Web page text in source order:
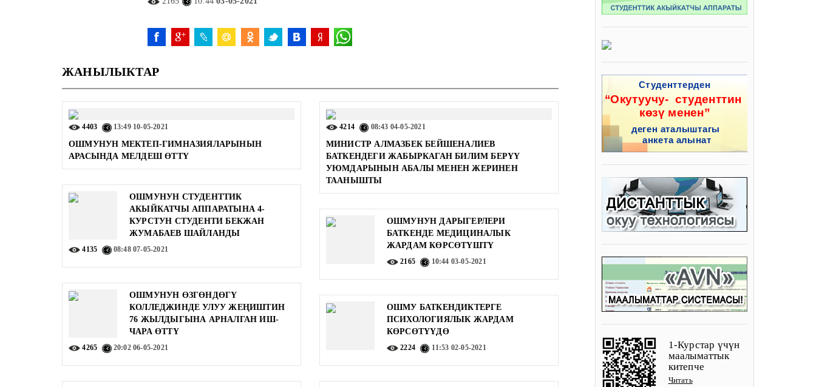
ЖАНЫЛЫКТАР
4403 13:49 10-05-2021
ОШМУНУН МЕКТЕП-ГИМНАЗИЯЛАРЫНЫН
АРАСЫНДА МЕЛДЕШ ӨТТҮ
ОШМУНУН СТУДЕНТТИК
АКЫЙКАТЧЫ АППАРАТЫНА 4-
КУРСТУН СТУДЕНТИ БЕКЖАН
ЖУМАБАЕВ ШАЙЛАНДЫ
4135 08:4807-05-2021
ОШМУНУН ӨЗГӨНДӨГҮ
КОЛЛЕДЖИНДЕ УЛУУ ЖЕҢИШТИН
76 ЖЫЛДЫГЫНА АРНАЛГАН ИШ-
ЧАРА ӨТТҮ
4265 20:0206-05-2021
4214 08:43 04-05-2021
МИНИСТР АЛМАЗБЕК БЕЙШЕНАЛИЕВ
БАТКЕНДЕГИ ЖАБЫРКАГАН БИЛИМ БЕРҮҮ
УЮМДАРЫНЫН АБАЛЫ МЕНЕН ЖЕРИНЕН
ТААНЫШТЫ
ОШМУНУН ДАРЫГЕРЛЕРИ
БАТКЕНДЕ МЕДИЦИНАЛЫК
ЖАРДАМ КӨРСӨТҮШТҮ
2165 10:44 03-05-2021
ОШМУ БАТКЕНДИКТЕРГЕ
ПСИХОЛОГИЯЛЫК ЖАРДАМ
КӨРСӨТҮҮДӨ
2224 11:53 02-05-2021
1-Курстар үчүн
маалыматтык
китепче
Читать